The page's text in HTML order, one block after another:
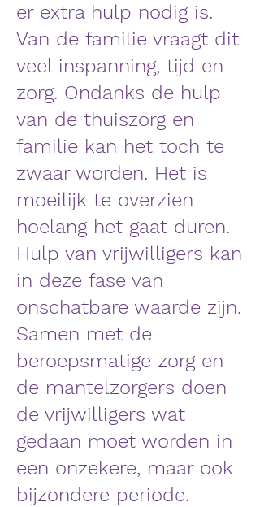
er extra hulp nodig is.
Van de familie vraagt dit
veel inspanning, tijd en
zorg. Ondanks de hulp
van de thuiszorg en
familie kan het toch te
zwaar worden. Het is
moeilijk te overzien
hoelang het gaat duren.
Hulp van vrijwilligers kan
in deze fase van
onschatbare waarde zijn.
Samen met de
beroepsmatige zorg en
de mantelzorgers doen
de vrijwilligers wat
gedaan moet worden in
een onzekere, maar ook
bijzondere periode.